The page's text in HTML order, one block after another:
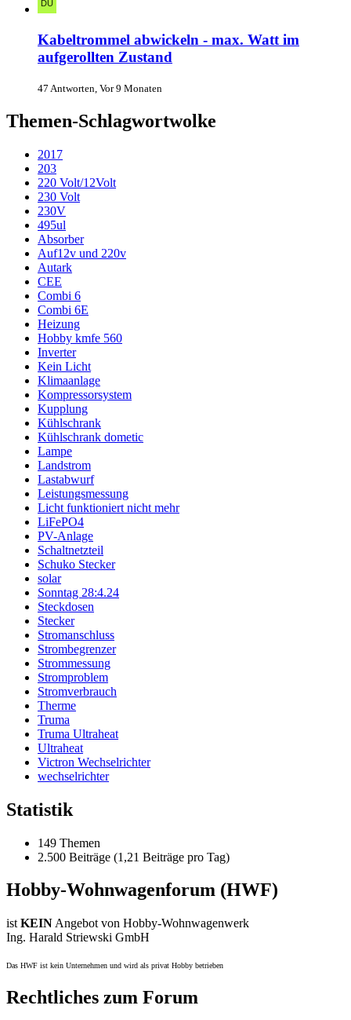
Kabeltrommel abwickeln - max. Watt im
aufgerollten Zustand
47 Antworten, Vor 9 Monaten
Themen-Schlagwortwolke
2017
203
220 Volt/12Volt
230 Volt
230V
495ul
Absorber
Auf12v und 220v
Autark
CEE
Combi 6
Combi 6E
Heizung
Hobby kmfe 560
Inverter
Kein Licht
Klimaanlage
Kompressorsystem
Kupplung
Kühlschrank
Kühlschrank dometic
Lampe
Landstrom
Lastabwurf
Leistungsmessung
Licht funktioniert nicht mehr
LiFePO4
PV-Anlage
Schaltnetzteil
Schuko Stecker
solar
Sonntag 28:4.24
Steckdosen
Stecker
Stromanschluss
Strombegrenzer
Strommessung
Stromproblem
Stromverbrauch
Therme
Truma
Truma Ultraheat
Ultraheat
Victron Wechselrichter
wechselrichter
Statistik
149 Themen
2.500 Beiträge (1,21 Beiträge pro Tag)
Hobby-Wohnwagenforum (HWF)
ist KEIN Angebot von Hobby-Wohnwagenwerk
Ing. Harald Striewski GmbH
Das HWF ist kein Unternehmen und wird als privat Hobby betrieben
Rechtliches zum Forum